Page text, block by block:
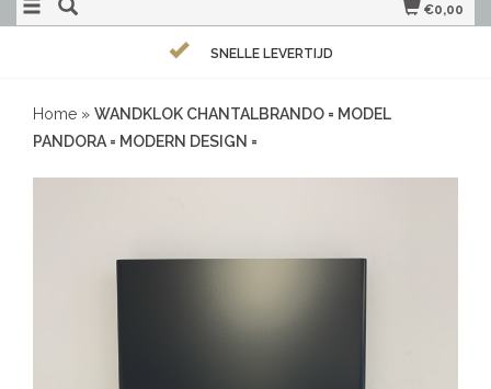
€0,00
SNELLE LEVERTIJD
Home » WANDKLOK CHANTALBRANDO = MODEL
PANDORA = MODERN DESIGN =